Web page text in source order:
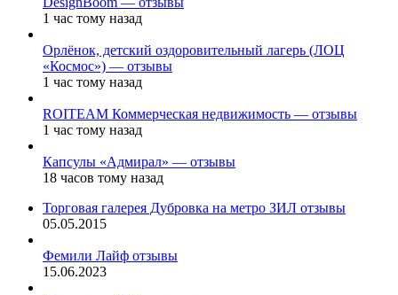
1 час тому назад
Орлёнок, детский оздоровительный лагерь (ЛОЦ
«Космос») — отзывы
1 час тому назад
ROITEAM Коммерческая недвижимость — отзывы
1 час тому назад
Капсулы «Адмирал» — отзывы
18 часов тому назад
Торговая галерея Дубровка на метро ЗИЛ отзывы
05.05.2015
Фемили Лайф отзывы
15.06.2023